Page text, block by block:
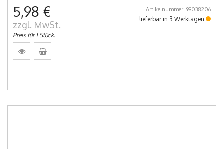
5,98 €
zzgl. MwSt.
Preis für 1 Stück.
Artikelnummer: 99038206
lieferbar in 3 Werktagen